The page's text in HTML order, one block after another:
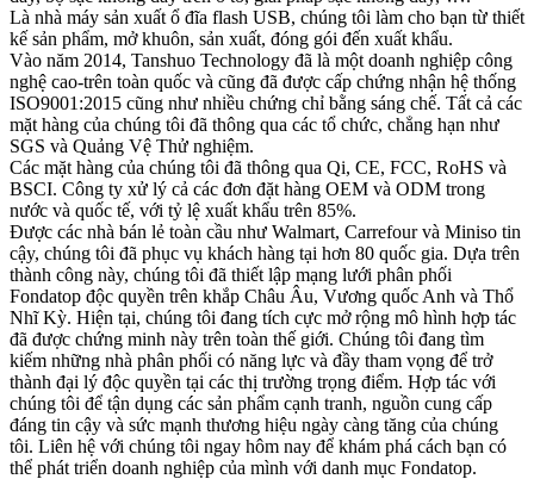
Là nhà máy sản xuất ổ đĩa flash USB, chúng tôi làm cho bạn từ thiết
kế sản phẩm, mở khuôn, sản xuất, đóng gói đến xuất khẩu.
Vào năm 2014, Tanshuo Technology đã là một doanh nghiệp công
nghệ cao-trên toàn quốc và cũng đã được cấp chứng nhận hệ thống
ISO9001:2015 cũng như nhiều chứng chỉ bằng sáng chế. Tất cả các
mặt hàng của chúng tôi đã thông qua các tổ chức, chẳng hạn như
SGS và Quảng Vệ Thử nghiệm.
Các mặt hàng của chúng tôi đã thông qua Qi, CE, FCC, RoHS và
BSCI. Công ty xử lý cả các đơn đặt hàng OEM và ODM trong
nước và quốc tế, với tỷ lệ xuất khẩu trên 85%.
Được các nhà bán lẻ toàn cầu như Walmart, Carrefour và Miniso tin
cậy, chúng tôi đã phục vụ khách hàng tại hơn 80 quốc gia. Dựa trên
thành công này, chúng tôi đã thiết lập mạng lưới phân phối
Fondatop độc quyền trên khắp Châu Âu, Vương quốc Anh và Thổ
Nhĩ Kỳ. Hiện tại, chúng tôi đang tích cực mở rộng mô hình hợp tác
đã được chứng minh này trên toàn thế giới. Chúng tôi đang tìm
kiếm những nhà phân phối có năng lực và đầy tham vọng để trở
thành đại lý độc quyền tại các thị trường trọng điểm. Hợp tác với
chúng tôi để tận dụng các sản phẩm cạnh tranh, nguồn cung cấp
đáng tin cậy và sức mạnh thương hiệu ngày càng tăng của chúng
tôi. Liên hệ với chúng tôi ngay hôm nay để khám phá cách bạn có
thể phát triển doanh nghiệp của mình với danh mục Fondatop.